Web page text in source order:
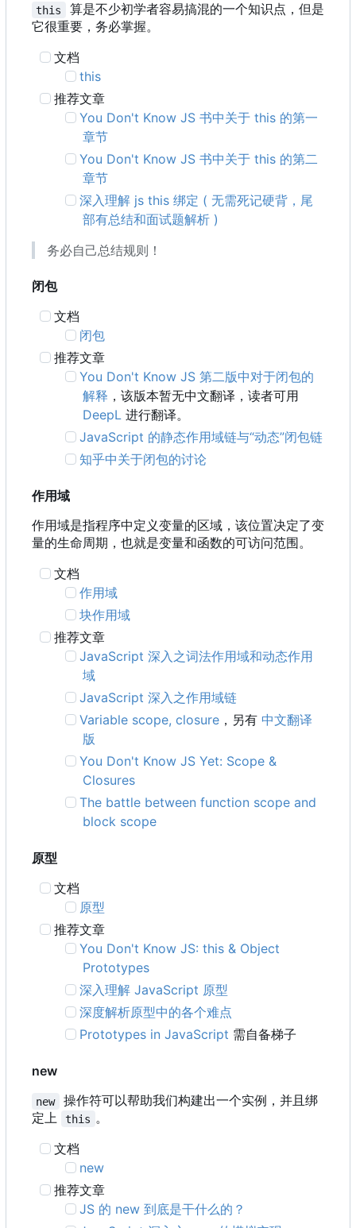
this
算是不少初学者容易搞混的一个知识点，但是
它很重要，务必掌握。
文档
this
推荐文章
You Don't Know JS 书中关于 this 的第一
章节
You Don't Know JS 书中关于 this 的第二
章节
深入理解 js this 绑定 ( 无需死记硬背，尾
部有总结和面试题解析 )
务必自己总结规则！
闭包
文档
闭包
推荐文章
You Don't Know JS 第二版中对于闭包的
解释 ，该版本暂无中文翻译，读者可用
DeepL 进行翻译。
JavaScript 的静态作用域链与“动态”闭包链
知乎中关于闭包的讨论
作用域
作用域是指程序中定义变量的区域，该位置决定了变
量的生命周期，也就是变量和函数的可访问范围。
文档
作用域
块作用域
推荐文章
JavaScript 深入之词法作用域和动态作用
域
JavaScript 深入之作用域链
Variable scope, closure ，另有 中文翻译
版
You Don't Know JS Yet: Scope &
Closures
The battle between function scope and
block scope
原型
文档
原型
推荐文章
You Don't Know JS: this & Object
Prototypes
深入理解 JavaScript 原型
深度解析原型中的各个难点
Prototypes in JavaScript 需自备梯子
new
new
操作符可以帮助我们构建出一个实例，并且绑
定上
this 。
文档
new
推荐文章
JS 的 new 到底是干什么的？